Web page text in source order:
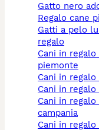
gatto nero
regalo cane
gatti a pelo lungo
regalo
cani in regalo a
piemonte
cani in
cani in
cani in regalo a
campania
cani in regalo a